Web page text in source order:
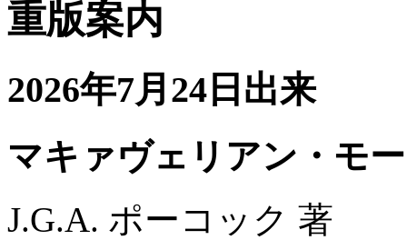
重版案内
2026年7月24日出来
マキァヴェリアン・モ
J.G.A. ポーコック 著